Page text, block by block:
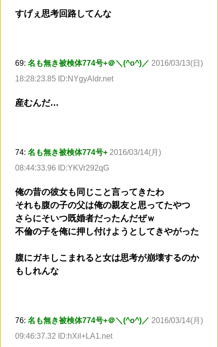
すげぇ思考回路してんな
69: 名も無き被検体774号+＠＼(^o^)／ 2016/03/13(日)
18:28:23.85 ID:NYgyAldr.net
産むんだ…
74: 名も無き被検体774号+ 2016/03/14(月)
08:44:33.96 ID:YKVr292qG
俺の昔の彼女も同じこと言ってきたわ
それも腹の子の父は俺の親友と思ってたやつ
さらにそいつ既婚者だったんだぜｗ
不倫の子を俺に押し付けようとしてきやがった
腹にガキしこまれると女は思考が崩壊するのか
もしれんな
76: 名も無き被検体774号+＠＼(^o^)／ 2016/03/14(月)
09:46:37.32 ID:hXil+LA1.net